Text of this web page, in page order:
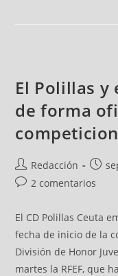
El Polillas y
de forma
Redacción
2 comentarios
El CD Polillas Ceuta
fecha de inicio de la
División de Honor
martes la RFEF, que